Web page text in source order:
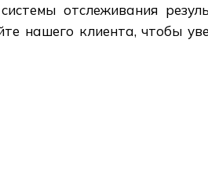
отслеживания
нашего клиента, чтобы